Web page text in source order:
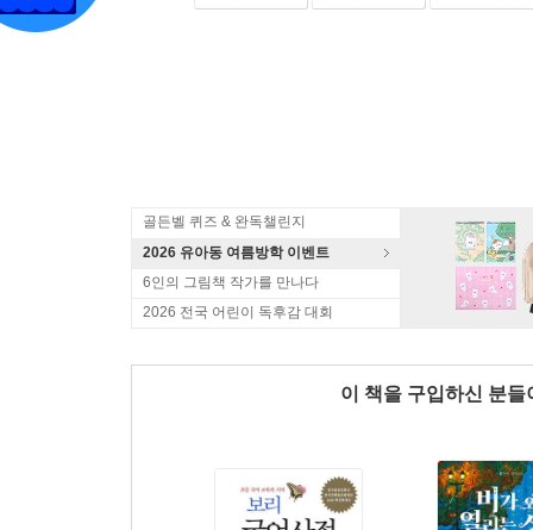
골든벨 퀴즈 & 완독챌린지
2026 유아동 여름방학 이벤트
6인의 그림책 작가를 만나다
2026 전국 어린이 독후감 대회
이 책을 구입하신 분